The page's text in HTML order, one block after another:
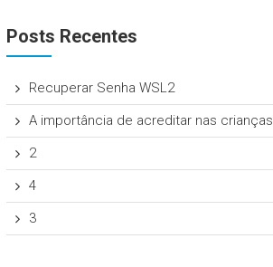
Posts Recentes
Recuperar Senha WSL2
A importância de acreditar nas crianças
2
4
3